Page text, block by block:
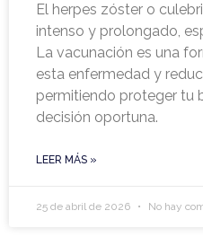
El herpes zóster o
intenso y prolongado,
La vacunación es una
esta enfermedad y
permitiendo proteger tu
decisión oportuna.
LEER MÁS »
25 de abril de 2026 No hay